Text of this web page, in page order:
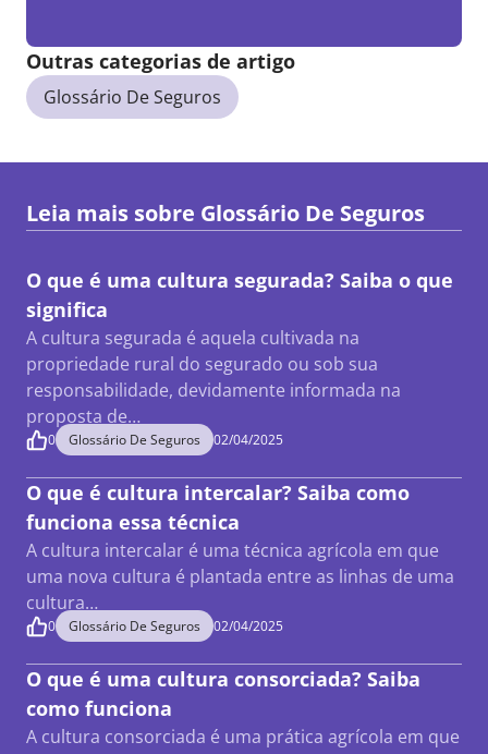
Outras categorias de artigo
Glossário De Seguros
Leia mais sobre Glossário De Seguros
O que é uma cultura segurada? Saiba o que
significa
A cultura segurada é aquela cultivada na
propriedade rural do segurado ou sob sua
responsabilidade, devidamente informada na
proposta de…
0 Glossário De Seguros 02/04/2025
O que é cultura intercalar? Saiba como
funciona essa técnica
A cultura intercalar é uma técnica agrícola em que
uma nova cultura é plantada entre as linhas de uma
cultura…
0 Glossário De Seguros 02/04/2025
O que é uma cultura consorciada? Saiba
como funciona
A cultura consorciada é uma prática agrícola em que